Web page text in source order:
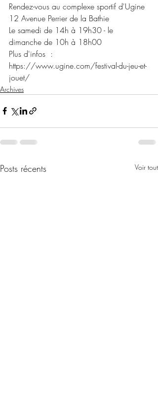
Rendez-vous au complexe sportif d'Ugine
12 Avenue Perrier de la Bathie
Le samedi de 14h à 19h30 - le
dimanche de 10h à 18h00
Plus d'infos  :
https://www.ugine.com/festival-du-jeu-et-
jouet/
Archives
Posts récents Voir tout